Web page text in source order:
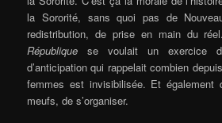
la Sororité, sans quoi pas de
redistribution, de prise en main du
République se voulait un exercice
d’anticipation qui rappelait combien
femmes est invisibilisée. Et également
meufs, de s’organiser.